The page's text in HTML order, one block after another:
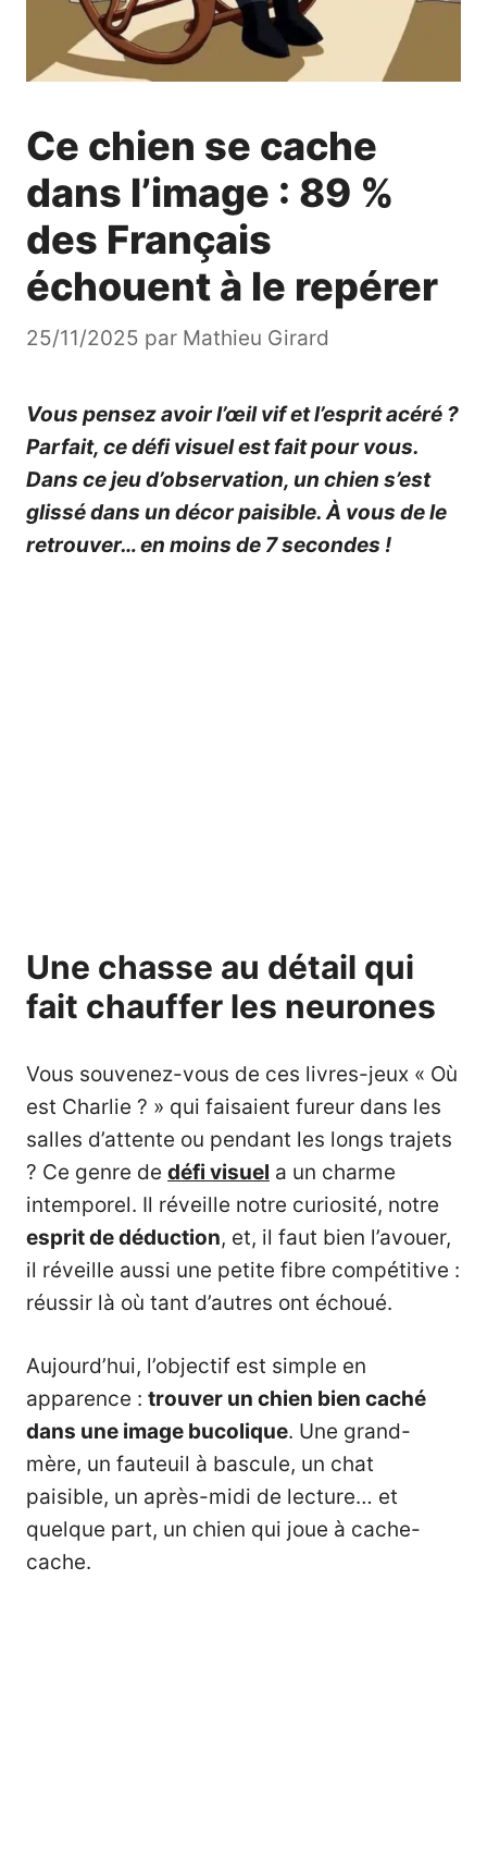
Ce chien se cache
dans l’image : 89 %
des Français
échouent à le repérer
25/11/2025 par Mathieu Girard
Vous pensez avoir l’œil vif et l’esprit acéré ?
Parfait, ce défi visuel est fait pour vous.
Dans ce jeu d’observation, un chien s’est
glissé dans un décor paisible. À vous de le
retrouver… en moins de 7 secondes !
Une chasse au détail qui
fait chauffer les neurones
Vous souvenez-vous de ces livres-jeux « Où
est Charlie ? » qui faisaient fureur dans les
salles d’attente ou pendant les longs trajets
? Ce genre de défi visuel a un charme
intemporel. Il réveille notre curiosité, notre
esprit de déduction, et, il faut bien l’avouer,
il réveille aussi une petite fibre compétitive :
réussir là où tant d’autres ont échoué.
Aujourd’hui, l’objectif est simple en
apparence : trouver un chien bien caché
dans une image bucolique. Une grand-
mère, un fauteuil à bascule, un chat
paisible, un après-midi de lecture… et
quelque part, un chien qui joue à cache-
cache.